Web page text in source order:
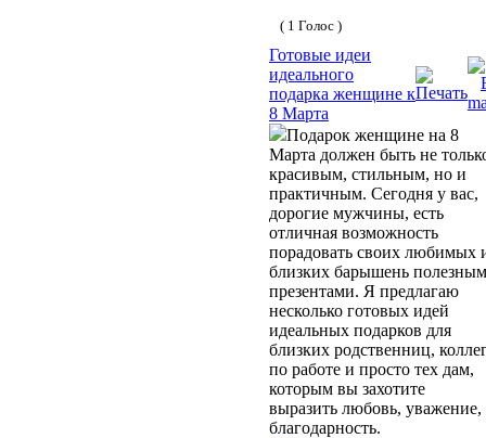
( 1 Голос )
Готовые идеи
идеального
подарка женщине к
8 Марта
Подарок женщине на 8
Марта должен быть не
красивым, стильным, но и
практичным. Сегодня у вас,
дорогие мужчины, есть
отличная возможность
порадовать своих любимых
близких барышень
презентами. Я предлагаю
несколько готовых идей
идеальных подарков для
близких родственниц,
по работе и просто тех дам,
которым вы захотите
выразить любовь, уважение,
благодарность.